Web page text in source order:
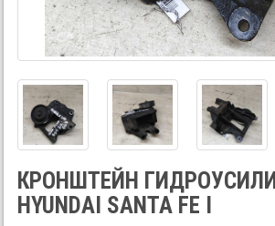
КРОНШТЕЙН
HYUNDAI SANTA FE I